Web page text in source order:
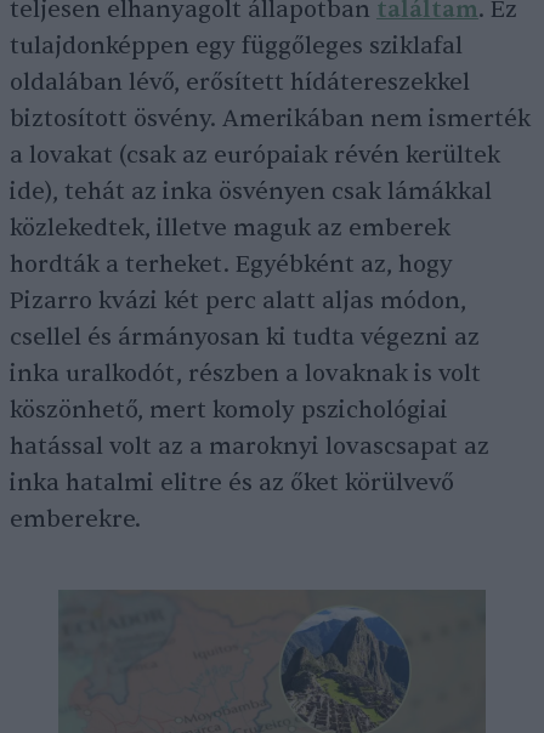
teljesen elhanyagolt állapotban találtam. Ez
tulajdonképpen egy függőleges sziklafal
oldalában lévő, erősített hídátereszekkel
biztosított ösvény. Amerikában nem ismerték
a lovakat (csak az európaiak révén kerültek
ide), tehát az inka ösvényen csak lámákkal
közlekedtek, illetve maguk az emberek
hordták a terheket. Egyébként az, hogy
Pizarro kvázi két perc alatt aljas módon,
csellel és ármányosan ki tudta végezni az
inka uralkodót, részben a lovaknak is volt
köszönhető, mert komoly pszichológiai
hatással volt az a maroknyi lovascsapat az
inka hatalmi elitre és az őket körülvevő
emberekre.